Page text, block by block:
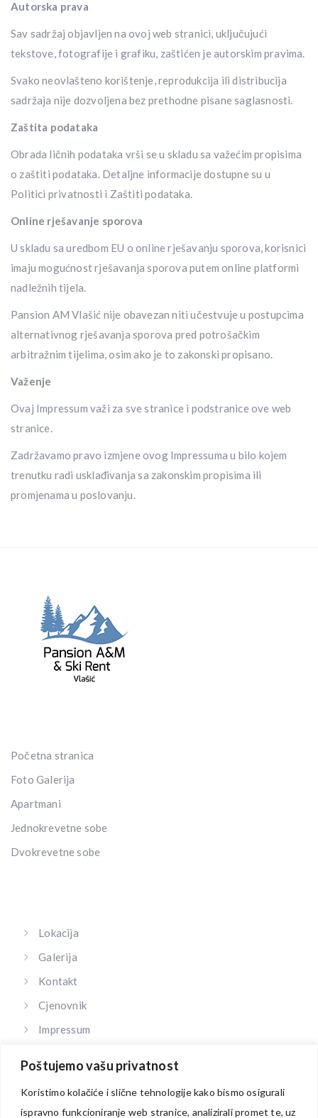
Poštujemo vašu privatnost
Koristimo kolačiće i slične tehnologije kako bismo osigurali
ispravno funkcioniranje web stranice, analizirali promet te, uz
Autorska prava
Sav sadržaj objavljen na ovoj web stranici, uključujući
tekstove, fotografije i grafiku, zaštićen je autorskim pravima.
Svako neovlašteno korištenje, reprodukcija ili distribucija
sadržaja nije dozvoljena bez prethodne pisane saglasnosti.
Zaštita podataka
Obrada ličnih podataka vrši se u skladu sa važećim propisima
o zaštiti podataka. Detaljne informacije dostupne su u
Politici privatnosti i Zaštiti podataka.
Online rješavanje sporova
U skladu sa uredbom EU o online rješavanju sporova, korisnici
imaju mogućnost rješavanja sporova putem online platformi
nadležnih tijela.
Pansion AM Vlašić nije obavezan niti učestvuje u postupcima
alternativnog rješavanja sporova pred potrošačkim
arbitražnim tijelima, osim ako je to zakonski propisano.
Važenje
Ovaj Impressum važi za sve stranice i podstranice ove web
stranice.
Zadržavamo pravo izmjene ovog Impressuma u bilo kojem
trenutku radi usklađivanja sa zakonskim propisima ili
promjenama u poslovanju.
Početna stranica
Foto Galerija
Apartmani
Jednokrevetne sobe
Dvokrevetne sobe
Lokacija
Galerija
Kontakt
Cjenovnik
Impressum